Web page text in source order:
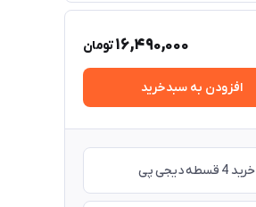
16,490,000تومان
افزودن به سبدخرید
خرید 4 قسطه دیجی پی